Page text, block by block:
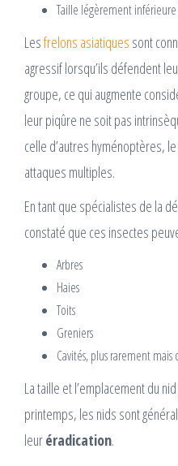
Taille légèrement
Lesfrelons asiatiques sont
agressif lorsqu’ils défendent
groupe, ce qui augmente
leur piqûre ne soit pas
celle d’autres hyménoptères,
attaques multiples.
En tant que spécialistes de la
constaté que ces insectes
Arbres
Haies
Toits
Greniers
Cavités, plus rarement
La taille et l’emplacement du
printemps, les nids sont
leuréradication.